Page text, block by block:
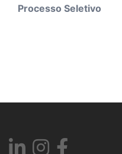
Processo Seletivo